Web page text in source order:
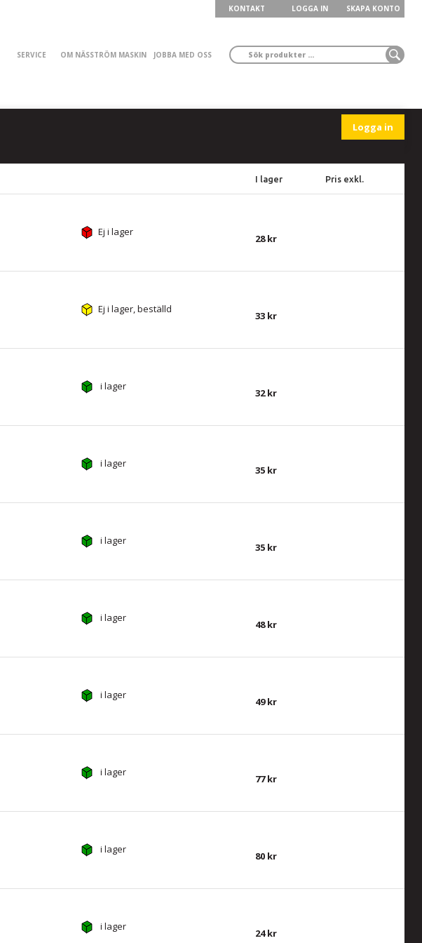
KONTAKT LOGGA IN SKAPA KONTO
SERVICE OM NÄSSTRÖM MASKIN JOBBA MED OSS
Logga in
I lager Pris exkl.
Ej i lager
28
Ej i lager, beställd
33
i lager
32
i lager
35
i lager
35
i lager
48
i lager
49
i lager
77
i lager
80
i lager
24